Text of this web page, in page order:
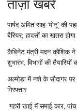
पार्षद अमित साह ‘मोनू’
बैरियर; हादसों का खतरा
कैबिनेट मंत्री मदन कौशिक ने
शुभारंभ, विभागों की तैयारियों
अल्मोड़ा में नशे के सौदागर
गिरफ्तार
गहरी खाई में समाई कार,